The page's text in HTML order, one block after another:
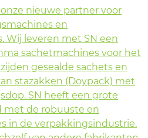
onze nieuwe partner voor
en
Wij leveren met SN een
sachetmachines voor het
gesealde sachets en
stazakken (Doypack) met
SN heeft een grote
met de robuuste en
in de verpakkingsindustrie.